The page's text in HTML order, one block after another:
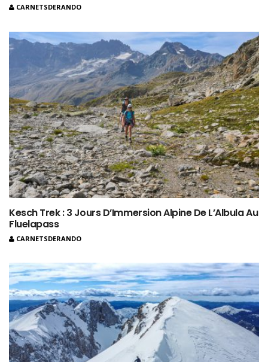
CARNETSDERANDO
Kesch Trek : 3 Jours D’Immersion Alpine De L’Albula Au
Fluelapass
CARNETSDERANDO